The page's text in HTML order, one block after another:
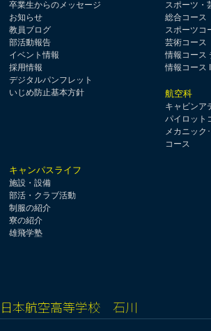
卒業生からのメッセージ
お知らせ
教員ブログ
部活動報告
イベント情報
採用情報
デジタルパンフレット
いじめ防止基本方針
スポーツ・
総合コース
スポーツコ
芸術コース
情報コース
情報コース
航空科
キャビンア
パイロット
メカニック
コース
キャンパスライフ
施設・設備
部活・クラブ活動
制服の紹介
寮の紹介
雄飛学塾
日本航空高等学校 石川